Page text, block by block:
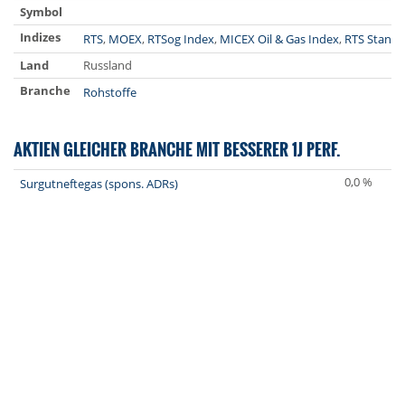
Symbol
Indizes
RTS, MOEX, RTSog Index, MICEX Oil & Gas Index, RTS
Land
Russland
Branche
Rohstoffe
AKTIEN GLEICHER BRANCHE MIT BESSERER 1J PERF.
Surgutneftegas (spons. ADRs) 0,0 %